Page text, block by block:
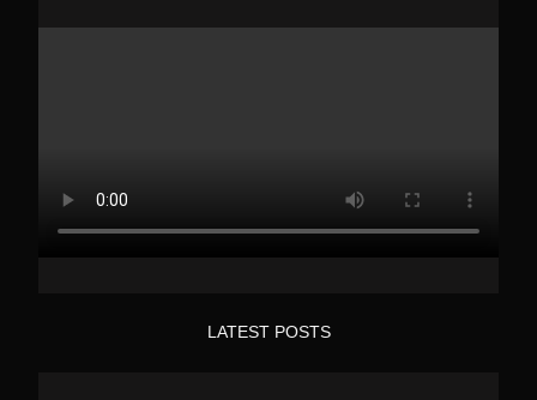
LATEST POSTS